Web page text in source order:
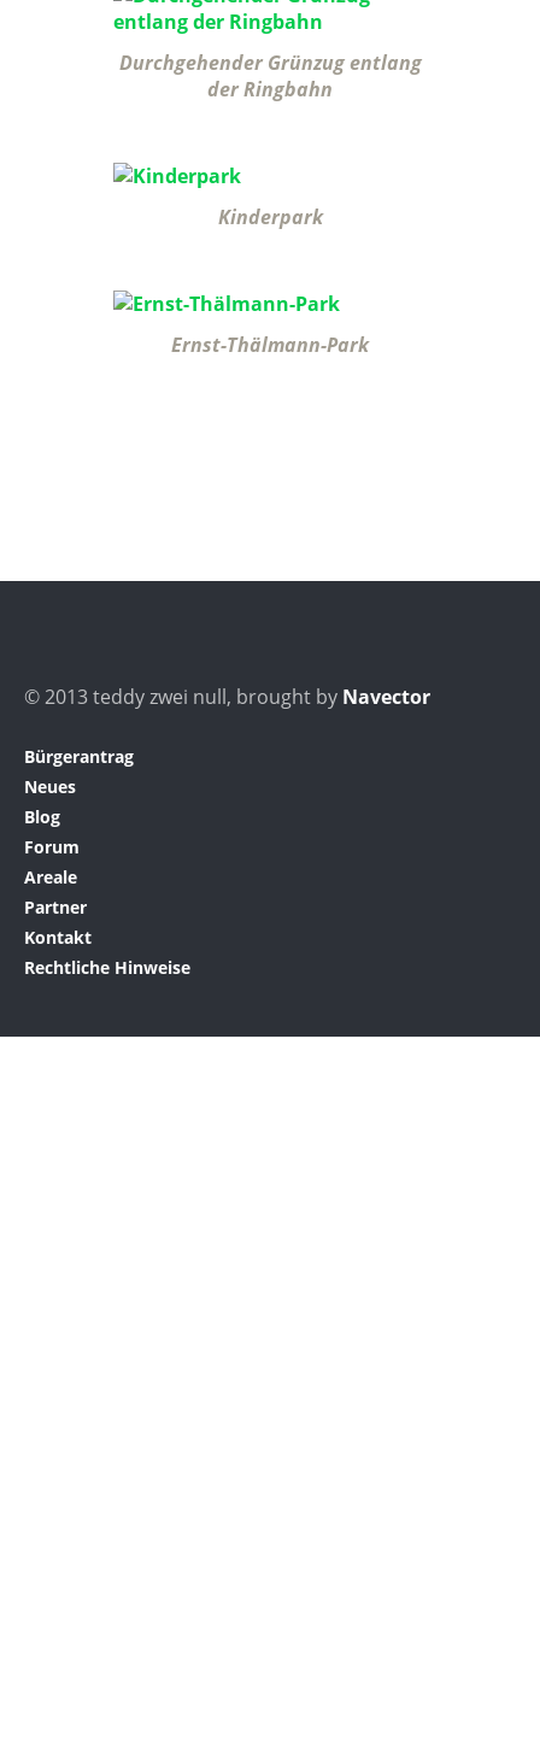
Durchgehender Grünzug entlang
der Ringbahn
Kinderpark
Ernst-Thälmann-Park
© 2013 teddy zwei null, brought by Navector
Bürgerantrag
Neues
Blog
Forum
Areale
Partner
Kontakt
Rechtliche Hinweise